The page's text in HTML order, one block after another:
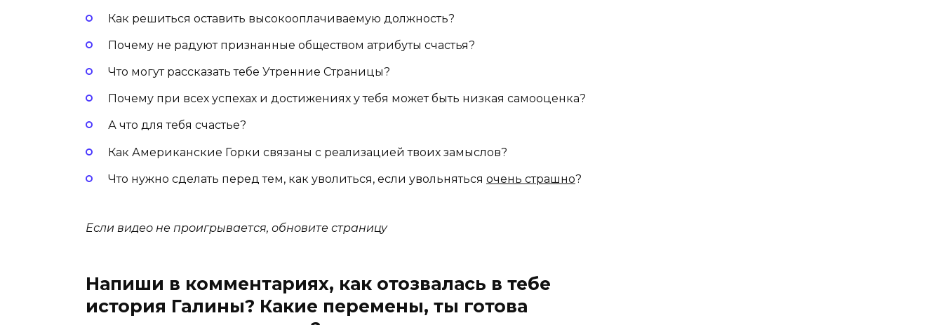
Как решиться оставить высокооплачиваемую должность?
Почему не радуют признанные обществом атрибуты счастья?
Что могут рассказать тебе Утренние Страницы?
Почему при всех успехах и достижениях у тебя может быть низкая самооценка?
А что для тебя счастье?
Как Американские Горки связаны с реализацией твоих замыслов?
Что нужно сделать перед тем, как уволиться, если увольняться очень страшно?
Если видео не проигрывается, обновите страницу
Напиши в комментариях, как отозвалась в тебе
история Галины? Какие перемены, ты готова